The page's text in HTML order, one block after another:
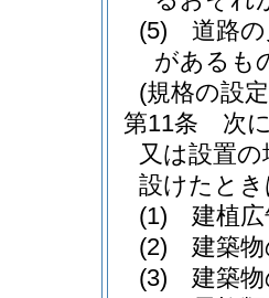
(5)
道路
があるも
(規格の設
第11条
次
又は設置
設けたと
(1)
建植
(2)
建築
(3)
建築